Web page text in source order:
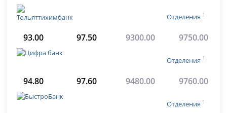
Отделения 1
93.00 97.50 9300.00 9750.00
Отделения 1
94.80 97.60 9480.00 9760.00
Отделения 1